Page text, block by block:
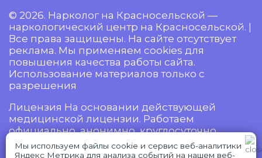
© 2026. Нарколог на Красносельской —
наркологический центр на Красносельской. |
Все права защищены. На сайте отсутствует
реклама. Мы применяем cookies для
повышения качества работы сайта.
Использование материалов только с
разрешения
Лицензия На основании действующей
медицинской лицензии. Работаем
официально, анонимно, круглосуточно.
Мы используем файлы cookie и сервис веб-аналитики
Яндекс Метрика для анализа событий на нашем веб-